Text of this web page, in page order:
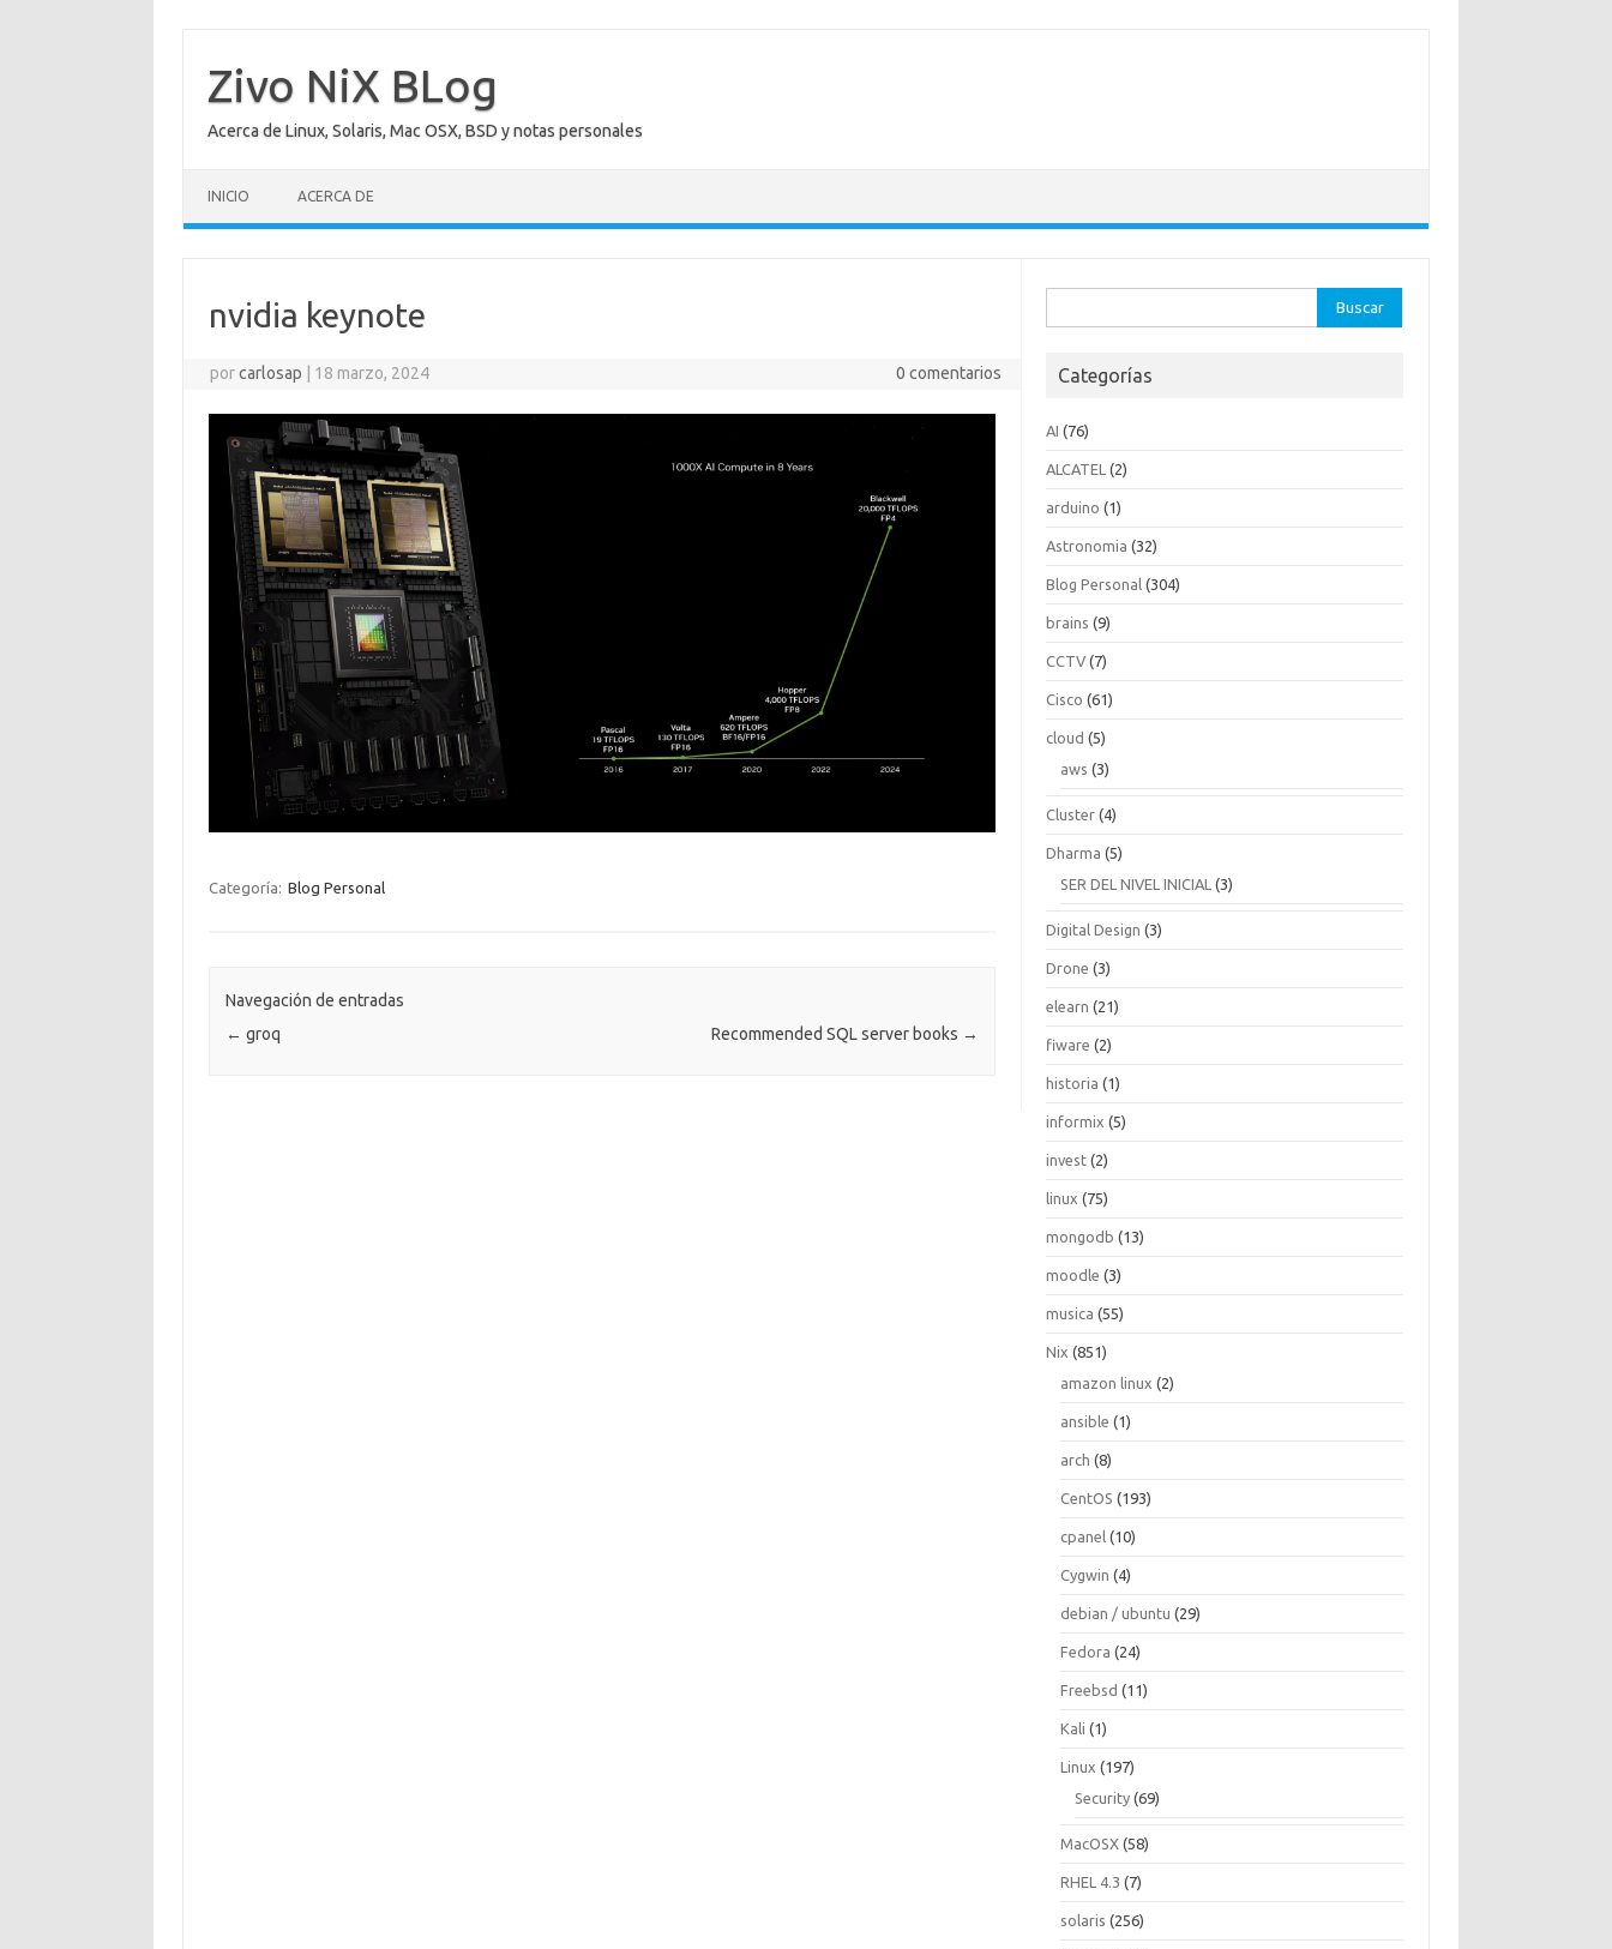
contenido
Zivo NiX BLog
Acerca de Linux, Solaris, Mac OSX, BSD y notas personales
INICIO ACERCA DE
nvidia keynote
porcarlosap 18 marzo, 2024 0 comentarios
Categoría: Blog Personal
Navegación de entradas
← groq Recommended SQL server books →
Categorías
AI (76)
ALCATEL (2)
arduino (1)
Astronomia (32)
Blog Personal (304)
brains (9)
CCTV (7)
Cisco (61)
cloud (5)
aws (3)
Cluster (4)
Dharma (5)
SER DEL NIVEL INICIAL (3)
Digital Design (3)
Drone (3)
elearn (21)
fiware (2)
historia (1)
informix (5)
invest (2)
linux (75)
mongodb (13)
moodle (3)
musica (55)
Nix (851)
amazon linux (2)
ansible (1)
arch (8)
CentOS (193)
cpanel (10)
Cygwin (4)
debian / ubuntu (29)
Fedora (24)
Freebsd (11)
Kali (1)
Linux (197)
Security (69)
MacOSX (58)
RHEL 4.3 (7)
solaris (256)